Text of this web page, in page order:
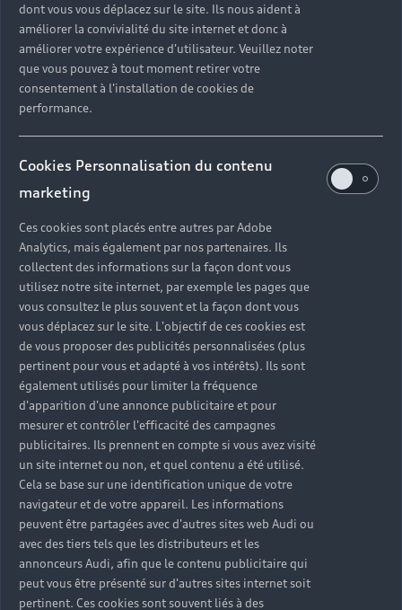
dont vous vous déplacez sur le site. Ils nous aident à
améliorer la convivialité du site internet et donc à
améliorer votre expérience d'utilisateur. Veuillez noter
que vous pouvez à tout moment retirer votre
consentement à l'installation de cookies de
performance.
Cookies Personnalisation du contenu
marketing
Ces cookies sont placés entre autres par Adobe
Analytics, mais également par nos partenaires. Ils
collectent des informations sur la façon dont vous
utilisez notre site internet, par exemple les pages que
vous consultez le plus souvent et la façon dont vous
vous déplacez sur le site. L'objectif de ces cookies est
de vous proposer des publicités personnalisées (plus
pertinent pour vous et adapté à vos intérêts). Ils sont
également utilisés pour limiter la fréquence
d'apparition d'une annonce publicitaire et pour
mesurer et contrôler l'efficacité des campagnes
publicitaires. Ils prennent en compte si vous avez visité
un site internet ou non, et quel contenu a été utilisé.
Cela se base sur une identification unique de votre
navigateur et de votre appareil. Les informations
peuvent être partagées avec d'autres sites web Audi ou
avec des tiers tels que les distributeurs et les
annonceurs Audi, afin que le contenu publicitaire qui
peut vous être présenté sur d'autres sites internet soit
pertinent. Ces cookies sont souvent liés à des